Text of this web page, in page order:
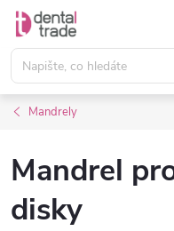
Přejít
obsah
Mandrely
Mandrel
disky